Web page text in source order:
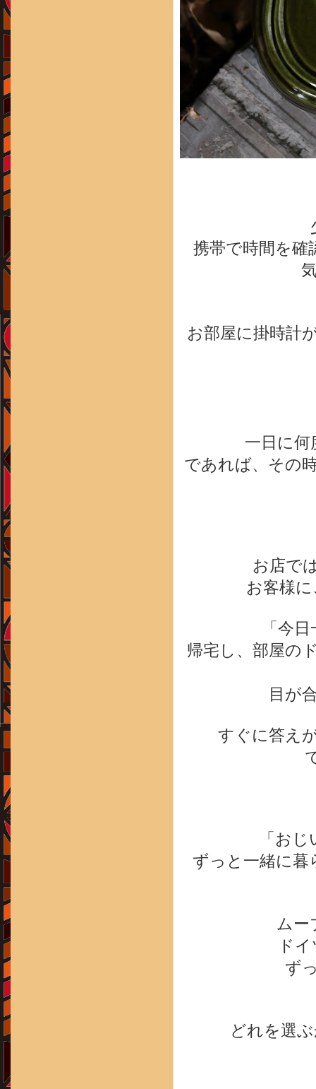
携帯で時間を確
お部屋に掛時計
一日に
であれば、その
お店で
お客様
「今
帰宅し、部屋の
目が
すぐに答え
「お
ずっと一緒に
ムー
ド
ず
どれを選